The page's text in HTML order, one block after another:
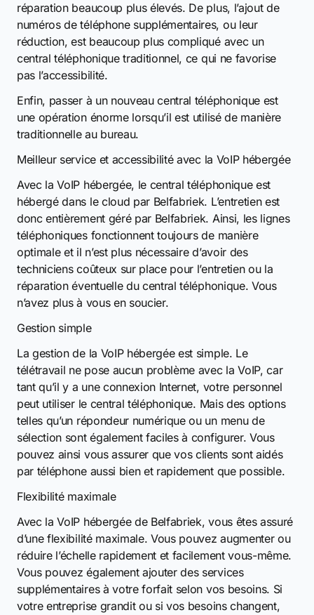
réparation beaucoup plus élevés. De plus, l’ajout de
numéros de téléphone supplémentaires, ou leur
réduction, est beaucoup plus compliqué avec un
central téléphonique traditionnel, ce qui ne favorise
pas l’accessibilité.
Enfin, passer à un nouveau central téléphonique est
une opération énorme lorsqu’il est utilisé de manière
traditionnelle au bureau.
Meilleur service et accessibilité avec la VoIP hébergée
Avec la VoIP hébergée, le central téléphonique est
hébergé dans le cloud par Belfabriek. L’entretien est
donc entièrement géré par Belfabriek. Ainsi, les lignes
téléphoniques fonctionnent toujours de manière
optimale et il n’est plus nécessaire d’avoir des
techniciens coûteux sur place pour l’entretien ou la
réparation éventuelle du central téléphonique. Vous
n’avez plus à vous en soucier.
Gestion simple
La gestion de la VoIP hébergée est simple. Le
télétravail ne pose aucun problème avec la VoIP, car
tant qu’il y a une connexion Internet, votre personnel
peut utiliser le central téléphonique. Mais des options
telles qu’un répondeur numérique ou un menu de
sélection sont également faciles à configurer. Vous
pouvez ainsi vous assurer que vos clients sont aidés
par téléphone aussi bien et rapidement que possible.
Flexibilité maximale
Avec la VoIP hébergée de Belfabriek, vous êtes assuré
d’une flexibilité maximale. Vous pouvez augmenter ou
réduire l’échelle rapidement et facilement vous-même.
Vous pouvez également ajouter des services
supplémentaires à votre forfait selon vos besoins. Si
votre entreprise grandit ou si vos besoins changent,